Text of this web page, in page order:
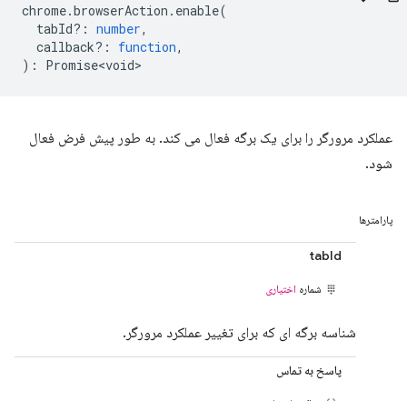
chrome.browserAction . enable(
tabId? : number,
callback? : function,
) : Promise<void>
عملکرد مرورگر را برای یک برگه فعال می کند. به طور پیش فرض فعال
شود.
پارامترها
tabId
شماره اختیاری
شناسه برگه ای که برای تغییر عملکرد مرورگر.
پاسخ به تماس